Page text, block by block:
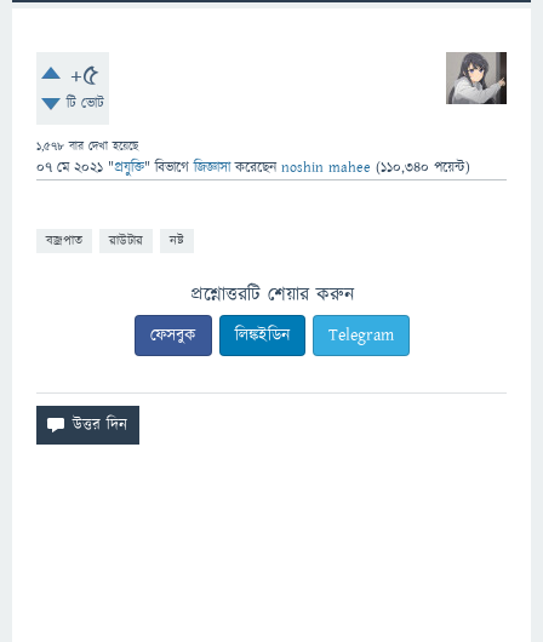
+5
টি ভোট
1,578 বার দেখা হয়েছে
07 মে 2021 "প্রযুক্তি" বিভাগে জিজ্ঞাসাকরেছেনnoshin mahee (110,340 পয়েন্ট)
বজ্রপাত রাউটার নষ্ট
প্রশ্নোত্তরটি শেয়ার করুন
ফেসবুক লিঙ্কইডিন Telegram